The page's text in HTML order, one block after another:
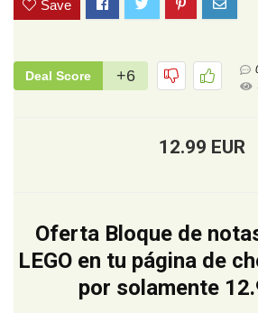
Save
Deal Score +6
12.99 EUR
Oferta Bloque de
LEGO en tu página de
por solamente